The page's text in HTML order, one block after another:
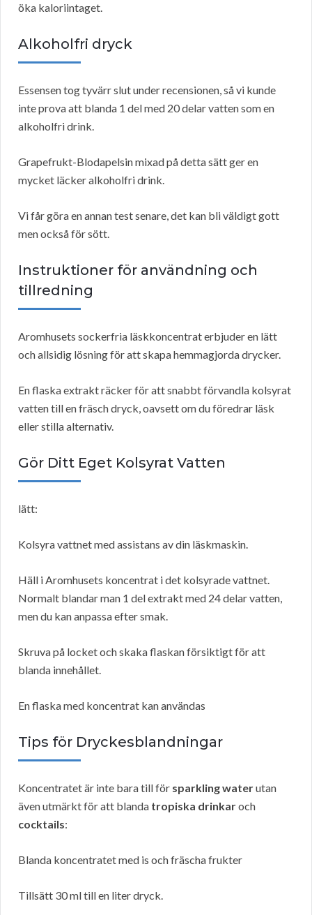
öka kaloriintaget.
Alkoholfri dryck
Essensen tog tyvärr slut under recensionen, så vi kunde
inte prova att blanda 1 del med 20 delar vatten som en
alkoholfri drink.
Grapefrukt-Blodapelsin mixad på detta sätt ger en
mycket läcker alkoholfri drink.
Vi får göra en annan test senare, det kan bli väldigt gott
men också för sött.
Instruktioner för användning och
tillredning
Aromhusets sockerfria läskkoncentrat erbjuder en lätt
och allsidig lösning för att skapa hemmagjorda drycker.
En flaska extrakt räcker för att snabbt förvandla kolsyrat
vatten till en fräsch dryck, oavsett om du föredrar läsk
eller stilla alternativ.
Gör Ditt Eget Kolsyrat Vatten
lätt:
Kolsyra vattnet med assistans av din läskmaskin.
Häll i Aromhusets koncentrat i det kolsyrade vattnet.
Normalt blandar man 1 del extrakt med 24 delar vatten,
men du kan anpassa efter smak.
Skruva på locket och skaka flaskan försiktigt för att
blanda innehållet.
En flaska med koncentrat kan användas
Tips för Dryckesblandningar
Koncentratet är inte bara till för sparkling waterutan
även utmärkt för att blanda tropiska drinkaroch
cocktails:
Blanda koncentratet med is och fräscha frukter
Tillsätt 30 ml till en liter dryck.